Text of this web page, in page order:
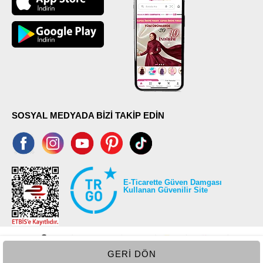
GERI DÖN
SOSYAL MEDYADA BİZİ TAKİP EDİN
E-Ticarette Güven Damgası
Kullanan Güvenilir Site